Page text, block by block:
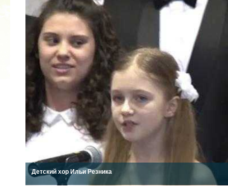
Детский хор Ильи Резника
КУБОК ДРУЖБЫ
02.09.2019